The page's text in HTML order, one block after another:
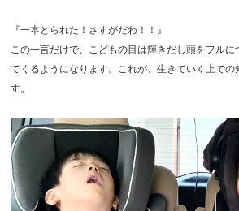
『一本とられた！さすがだわ！！』
この一言だけで、こどもの目は輝きだし頭をフルに
てくるようになります。これが、生きていく上での
す。